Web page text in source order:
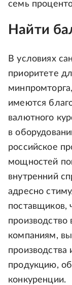
семь
Найти
В условиях
приоритете
имеются
валютного
в
российское
мощностей
внутренний
адресно
поставщиков,
производство
компаниям,
продукцию,
конкуренции.